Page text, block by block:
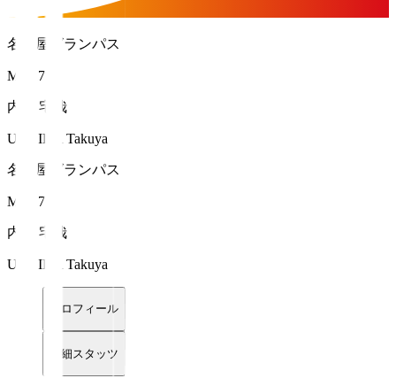
名古屋グランパス
MF 17
内田 宅哉
UCHIDA Takuya
名古屋グランパス
MF 17
内田 宅哉
UCHIDA Takuya
プロフィール
詳細スタッツ